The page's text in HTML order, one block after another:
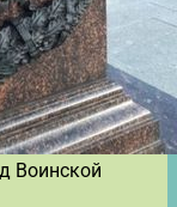
Воинской